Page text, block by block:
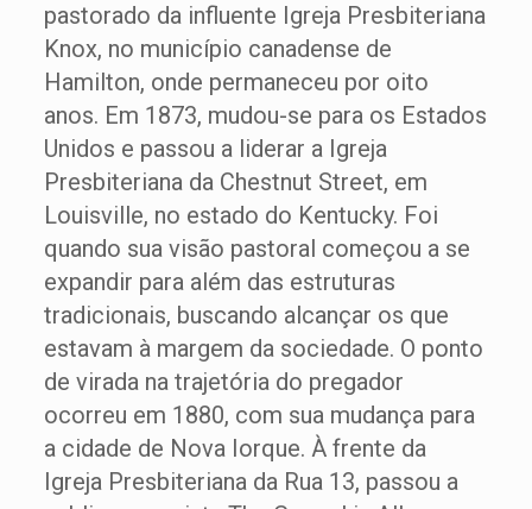
pastorado da influente Igreja Presbiteriana
Knox, no município canadense de
Hamilton, onde permaneceu por oito
anos. Em 1873, mudou-se para os Estados
Unidos e passou a liderar a Igreja
Presbiteriana da Chestnut Street, em
Louisville, no estado do Kentucky. Foi
quando sua visão pastoral começou a se
expandir para além das estruturas
tradicionais, buscando alcançar os que
estavam à margem da sociedade. O ponto
de virada na trajetória do pregador
ocorreu em 1880, com sua mudança para
a cidade de Nova Iorque. À frente da
Igreja Presbiteriana da Rua 13, passou a